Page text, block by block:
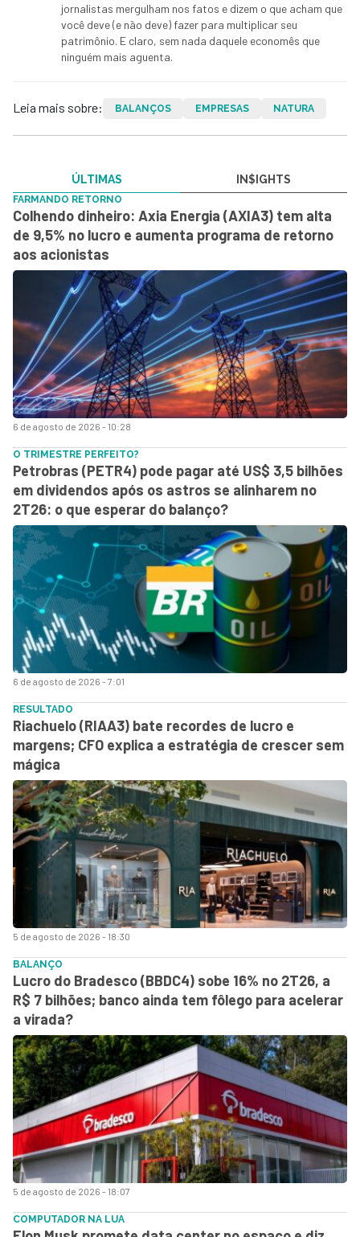
jornalistas mergulham nos fatos e dizem o que acham que
você deve (e não deve) fazer para multiplicar seu
patrimônio. E claro, sem nada daquele economês que
ninguém mais aguenta.
Leia mais sobre: BALANÇOS EMPRESAS NATURA
ÚLTIMAS IN$IGHTS
6 de agosto de 2026 - 10:28
FARMANDO RETORNO
Colhendo dinheiro: Axia Energia (AXIA3) tem alta
de 9,5% no lucro e aumenta programa de retorno
aos acionistas
6 de agosto de 2026 - 7:01
O TRIMESTRE PERFEITO?
Petrobras (PETR4) pode pagar até US$ 3,5 bilhões
em dividendos após os astros se alinharem no
2T26: o que esperar do balanço?
5 de agosto de 2026 - 18:30
RESULTADO
Riachuelo (RIAA3) bate recordes de lucro e
margens; CFO explica a estratégia de crescer sem
mágica
5 de agosto de 2026 - 18:07
BALANÇO
Lucro do Bradesco (BBDC4) sobe 16% no 2T26, a
R$ 7 bilhões; banco ainda tem fôlego para acelerar
a virada?
COMPUTADOR NA LUA